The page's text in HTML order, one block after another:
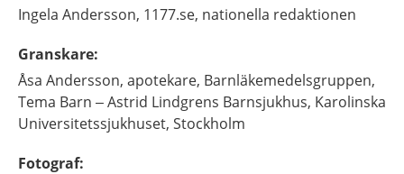
Ingela Andersson, 1177.se, nationella redaktionen
Granskare:
Åsa Andersson, apotekare, Barnläkemedelsgruppen,
Tema Barn – Astrid Lindgrens Barnsjukhus, Karolinska
Universitetssjukhuset, Stockholm
Fotograf: